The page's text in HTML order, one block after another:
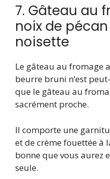
7. Gâteau au
noix de
noisette
Le gâteau au fromage
beurre bruni n’est
que le gâteau au
sacrément proche.
Il comporte une
et de crème fouettée à
bonne que vous aurez
seule.